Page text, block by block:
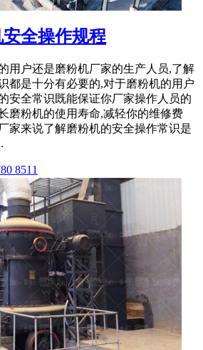
全操作规程
用户还是磨粉机厂家的生产人员,了解
都是十分有必要的,对于磨粉机的用户
安全常识既能保证你厂家操作人员的
磨粉机的使用寿命,减轻你的维修费
家来说了解磨粉机的安全操作常识是
8511